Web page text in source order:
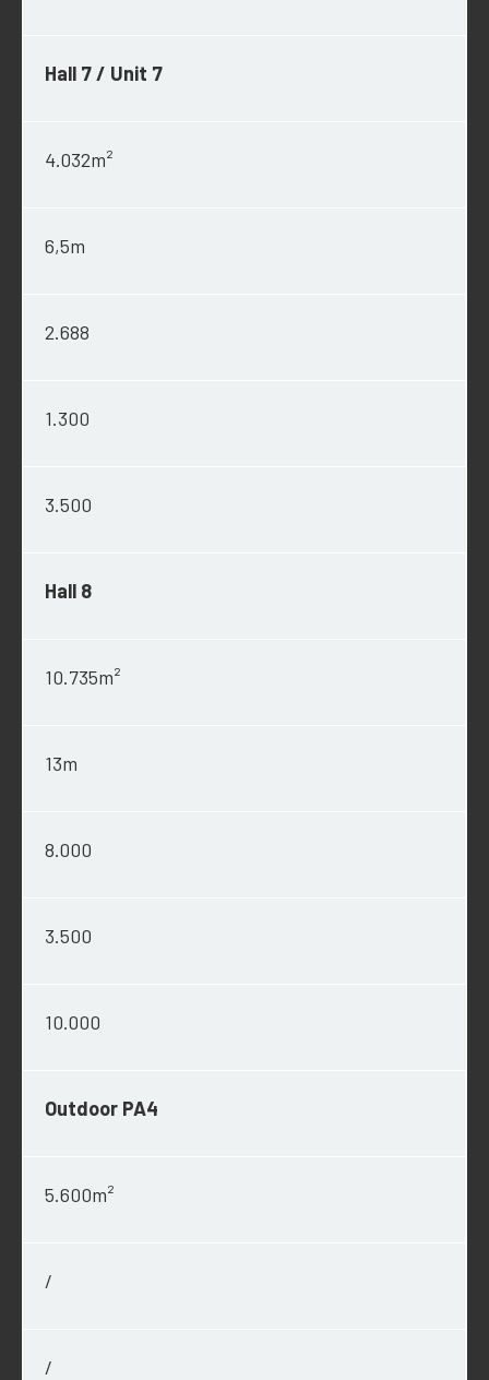
Hall 7 / Unit 7
4.032m²
6,5m
2.688
1.300
3.500
Hall 8
10.735m²
13m
8.000
3.500
10.000
Outdoor PA4
5.600m²
/
/